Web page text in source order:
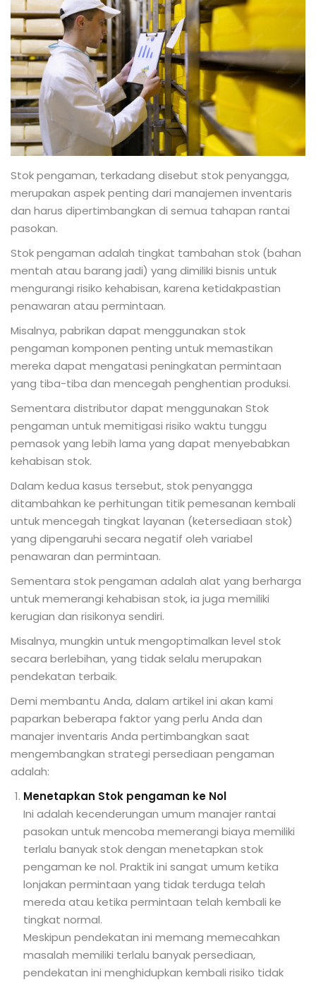
Stok pengaman, terkadang disebut stok penyangga,
merupakan aspek penting dari manajemen inventaris
dan harus dipertimbangkan di semua tahapan rantai
pasokan.
Stok pengaman adalah tingkat tambahan stok (bahan
mentah atau barang jadi) yang dimiliki bisnis untuk
mengurangi risiko kehabisan, karena ketidakpastian
penawaran atau permintaan.
Misalnya, pabrikan dapat menggunakan stok
pengaman komponen penting untuk memastikan
mereka dapat mengatasi peningkatan permintaan
yang tiba-tiba dan mencegah penghentian produksi.
Sementara distributor dapat menggunakan Stok
pengaman untuk memitigasi risiko waktu tunggu
pemasok yang lebih lama yang dapat menyebabkan
kehabisan stok.
Dalam kedua kasus tersebut, stok penyangga
ditambahkan ke perhitungan titik pemesanan kembali
untuk mencegah tingkat layanan (ketersediaan stok)
yang dipengaruhi secara negatif oleh variabel
penawaran dan permintaan.
Sementara stok pengaman adalah alat yang berharga
untuk memerangi kehabisan stok, ia juga memiliki
kerugian dan risikonya sendiri.
Misalnya, mungkin untuk mengoptimalkan level stok
secara berlebihan, yang tidak selalu merupakan
pendekatan terbaik.
Demi membantu Anda, dalam artikel ini akan kami
paparkan beberapa faktor yang perlu Anda dan
manajer inventaris Anda pertimbangkan saat
mengembangkan strategi persediaan pengaman
adalah:
Menetapkan Stok pengaman ke Nol
Ini adalah kecenderungan umum manajer rantai
pasokan untuk mencoba memerangi biaya memiliki
terlalu banyak stok dengan menetapkan stok
pengaman ke nol. Praktik ini sangat umum ketika
lonjakan permintaan yang tidak terduga telah
mereda atau ketika permintaan telah kembali ke
tingkat normal.
Meskipun pendekatan ini memang memecahkan
masalah memiliki terlalu banyak persediaan,
pendekatan ini menghidupkan kembali risiko tidak